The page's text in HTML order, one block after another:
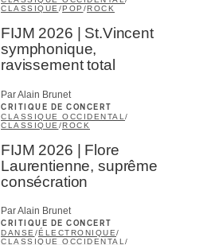
CLASSIQUE/POP /ROCK
FIJM 2026 | St.Vincent
symphonique,
ravissement total
Par Alain Brunet
CRITIQUE DE CONCERT
CLASSIQUE OCCIDENTAL /
CLASSIQUE /ROCK
FIJM 2026 | Flore
Laurentienne, suprême
consécration
Par Alain Brunet
CRITIQUE DE CONCERT
DANSE /ÉLECTRONIQUE/
CLASSIQUE OCCIDENTAL /